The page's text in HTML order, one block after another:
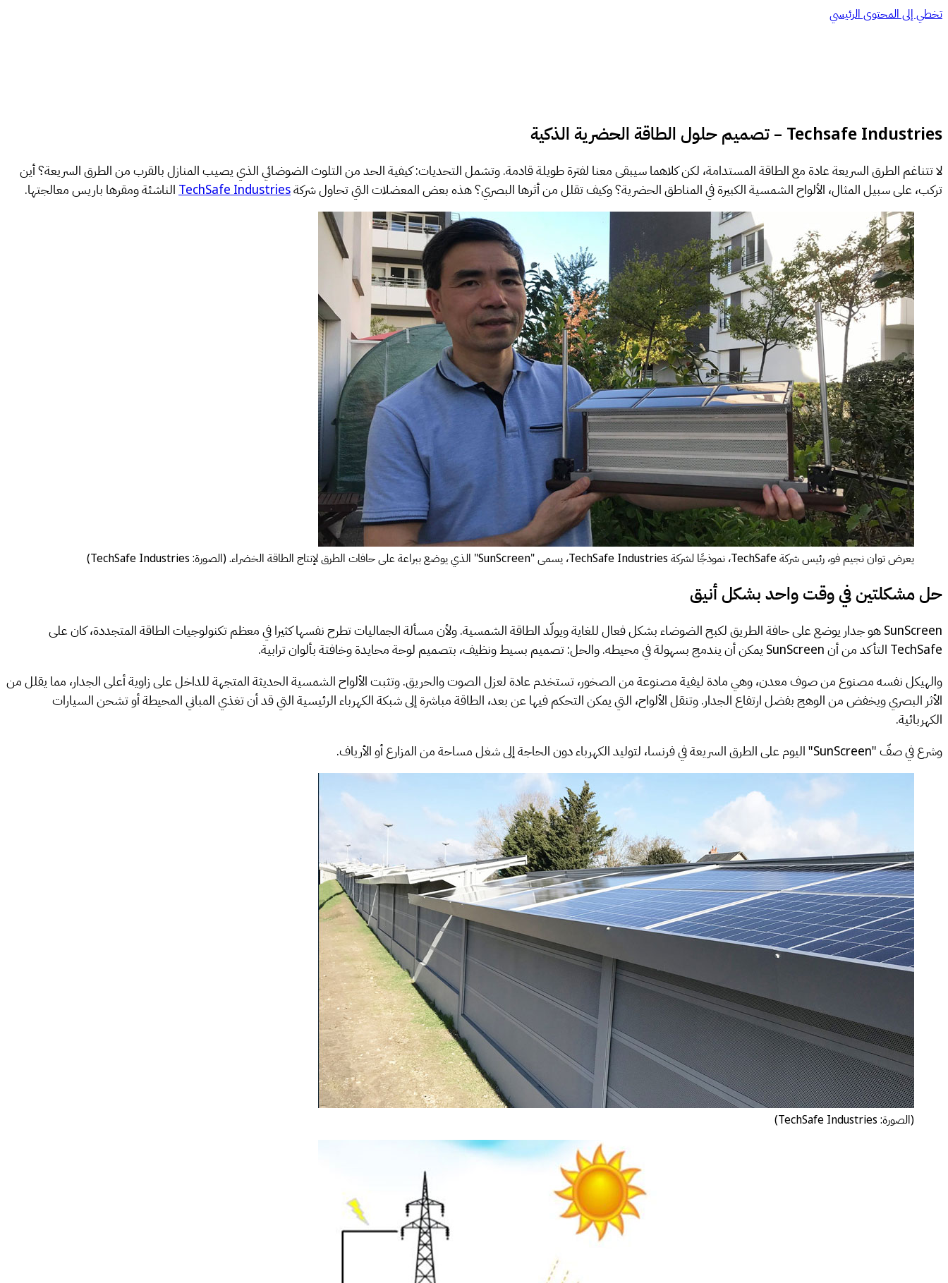
تخطي إلى المحتوى الرئيسي
Techsafe Industries – تصميم حلول الطاقة الحضرية الذكية
لا تتناغم الطرق السريعة عادة مع الطاقة المستدامة، لكن كلاهما سيبقى معنا لفترة طويلة قادمة. وتشمل التحديات: كيفية الحد من التلوث الضوضائي الذي يصيب المنازل بالقرب من الطرق السريعة؟ أين
تركب، على سبيل المثال، الألواح الشمسية الكبيرة في المناطق الحضرية؟ وكيف تقلل من أثرها البصري؟ هذه بعض المعضلات التي تحاول شركةTechSafe Industries الناشئة ومقرها باريس معالجتها.
يعرض توان نجيم فو، رئيس شركة TechSafe، نموذجًا لشركة TechSafe Industries، يسمى "SunScreen" الذي يوضع ببراعة على حافات الطرق لإنتاج الطاقة الخضراء. (الصورة: TechSafe Industries)
حل مشكلتين في وقت واحد بشكل أنيق
SunScreen هو جدار يوضع على حافة الطريق لكبح الضوضاء بشكل فعال للغاية ويولّد الطاقة الشمسية. ولأن مسألة الجماليات تطرح نفسها كثيرا في معظم تكنولوجيات الطاقة المتجددة، كان على
TechSafe التأكد من أن SunScreen يمكن أن يندمج بسهولة في محيطه. والحل: تصميم بسيط ونظيف، بتصميم لوحة محايدة وخافتة بألوان ترابية.
والهيكل نفسه مصنوع من صوف معدن، وهي مادة ليفية مصنوعة من الصخور، تستخدم عادة لعزل الصوت والحريق. وتثبت الألواح الشمسية الحديثة المتجهة للداخل على زاوية أعلى الجدار، مما يقلل من
الأثر البصري ويخفض من الوهج بفضل ارتفاع الجدار. وتنقل الألواح، التي يمكن التحكم فيها عن بعد، الطاقة مباشرة إلى شبكة الكهرباء الرئيسية التي قد أن تغذي المباني المحيطة أو تشحن السيارات
الكهربائية.
وشرع في صفّ "SunScreen" اليوم على الطرق السريعة في فرنسا، لتوليد الكهرباء دون الحاجة إلى شغل مساحة من المزارع أو الأرياف.
(الصورة: TechSafe Industries)